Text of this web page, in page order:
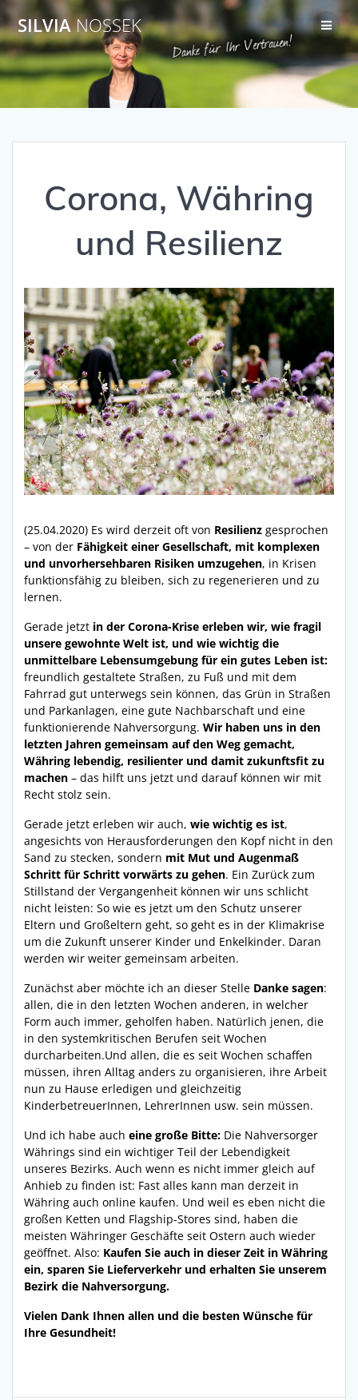
Zum
Inhalt
springen
SILVIANOSSEK
Corona, Währing
und Resilienz
(25.04.2020) Es wird derzeit oft von Resilienz gesprochen
– von der Fähigkeit einer Gesellschaft, mit komplexen
und unvorhersehbaren Risiken umzugehen, in Krisen
funktionsfähig zu bleiben, sich zu regenerieren und zu
lernen.
Gerade jetzt in der Corona-Krise erleben wir, wie fragil
unsere gewohnte Welt ist, und wie wichtig die
unmittelbare Lebensumgebung für ein gutes Leben ist:
freundlich gestaltete Straßen, zu Fuß und mit dem
Fahrrad gut unterwegs sein können, das Grün in Straßen
und Parkanlagen, eine gute Nachbarschaft und eine
funktionierende Nahversorgung. Wir haben uns in den
letzten Jahren gemeinsam auf den Weg gemacht,
Währing lebendig, resilienter und damit zukunftsfit zu
machen – das hilft uns jetzt und darauf können wir mit
Recht stolz sein.
Gerade jetzt erleben wir auch, wie wichtig es ist,
angesichts von Herausforderungen den Kopf nicht in den
Sand zu stecken, sondern mit Mut und Augenmaß
Schritt für Schritt vorwärts zu gehen. Ein Zurück zum
Stillstand der Vergangenheit können wir uns schlicht
nicht leisten: So wie es jetzt um den Schutz unserer
Eltern und Großeltern geht, so geht es in der Klimakrise
um die Zukunft unserer Kinder und Enkelkinder. Daran
werden wir weiter gemeinsam arbeiten.
Zunächst aber möchte ich an dieser Stelle Danke sagen:
allen, die in den letzten Wochen anderen, in welcher
Form auch immer, geholfen haben. Natürlich jenen, die
in den systemkritischen Berufen seit Wochen
durcharbeiten.Und allen, die es seit Wochen schaffen
müssen, ihren Alltag anders zu organisieren, ihre Arbeit
nun zu Hause erledigen und gleichzeitig
KinderbetreuerInnen, LehrerInnen usw. sein müssen.
Und ich habe auch eine große Bitte: Die Nahversorger
Währings sind ein wichtiger Teil der Lebendigkeit
unseres Bezirks. Auch wenn es nicht immer gleich auf
Anhieb zu finden ist: Fast alles kann man derzeit in
Währing auch online kaufen. Und weil es eben nicht die
großen Ketten und Flagship-Stores sind, haben die
meisten Währinger Geschäfte seit Ostern auch wieder
geöffnet. Also: Kaufen Sie auch in dieser Zeit in Währing
ein, sparen Sie Lieferverkehr und erhalten Sie unserem
Bezirk die Nahversorgung.
Vielen Dank Ihnen allen und die besten Wünsche für
Ihre Gesundheit!